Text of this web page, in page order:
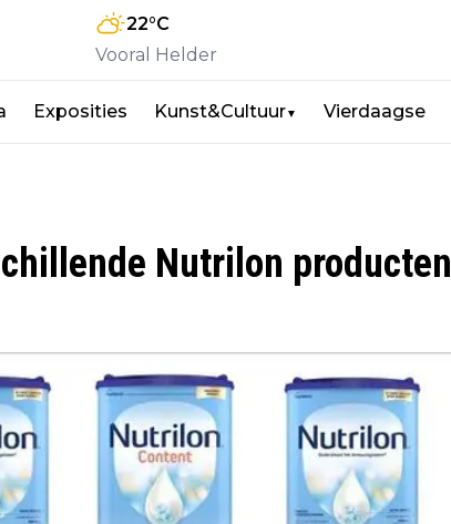
22°C
Vooral Helder
Exposities Kunst&Cultuur▼ Vierdaagse
Nutrilon producten